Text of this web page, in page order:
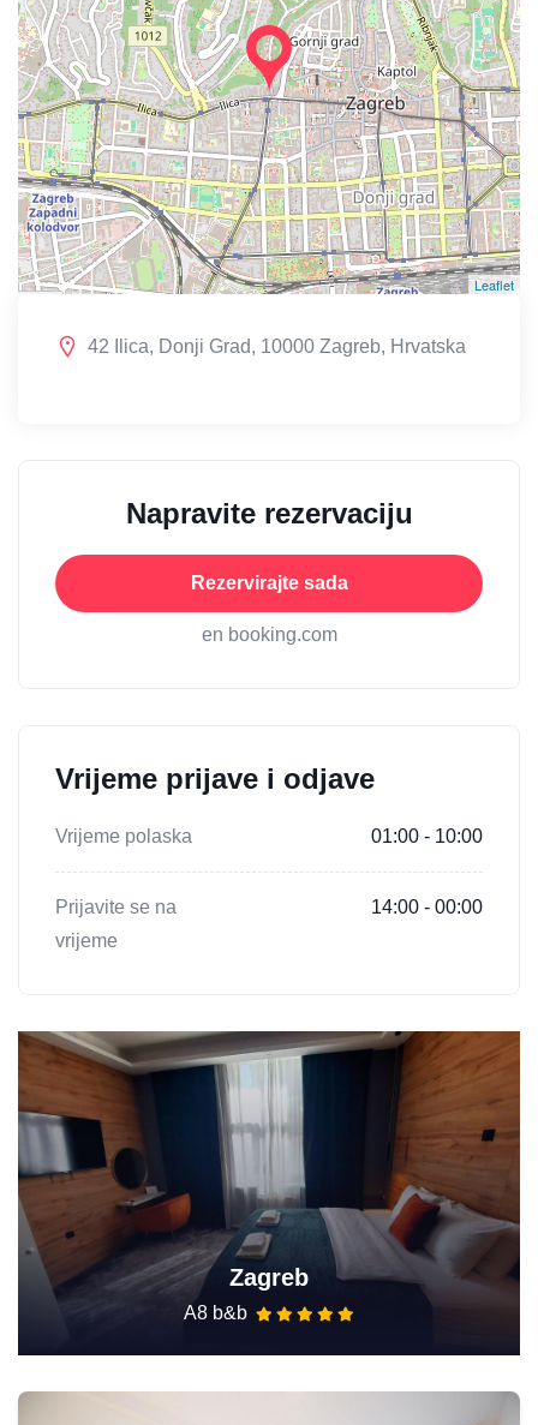
Leaflet
42 Ilica, Donji Grad, 10000 Zagreb, Hrvatska
Napravite rezervaciju
Rezervirajte sada
en booking.com
Vrijeme prijave i odjave
Vrijeme polaska 01:00 - 10:00
Prijavite se na
vrijeme
14:00 - 00:00
Zagreb
A8 b&b